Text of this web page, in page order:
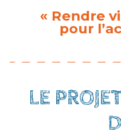
« Rendre
pour
LE